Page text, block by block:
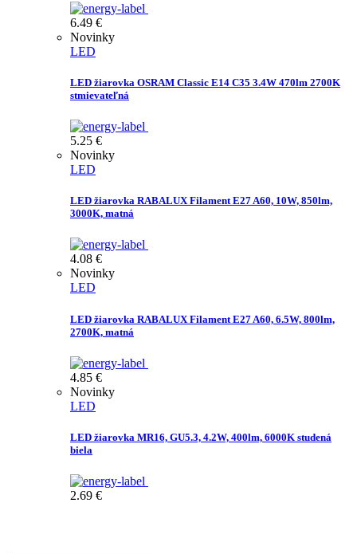
6.49 €
Novinky
LED
LED žiarovka OSRAM Classic E14 C35 3.4W 470lm 2700K
stmievateľná
5.25 €
Novinky
LED
LED žiarovka RABALUX Filament E27 A60, 10W, 850lm,
3000K, matná
4.08 €
Novinky
LED
LED žiarovka RABALUX Filament E27 A60, 6.5W, 800lm,
2700K, matná
4.85 €
Novinky
LED
LED žiarovka MR16, GU5.3, 4.2W, 400lm, 6000K studená
biela
2.69 €